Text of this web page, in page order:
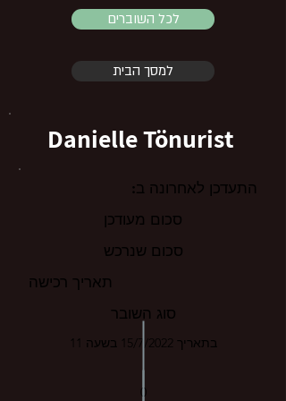
לכל השוברים
למסך הבית
התעדכן לאחרונה ב:
סכום מעודכן
סכום שנרכש
תאריך רכישה
סוג השובר
בתאריך 15/7/2022 בשעה 11
0